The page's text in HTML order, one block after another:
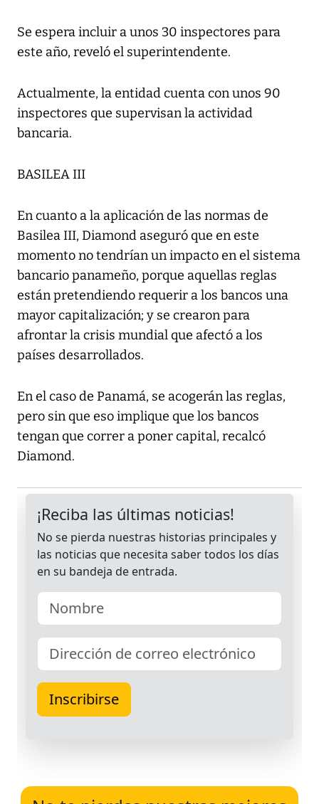
Se espera incluir a unos 30 inspectores para
este año, reveló el superintendente.
Actualmente, la entidad cuenta con unos 90
inspectores que supervisan la actividad
bancaria.
BASILEA III
En cuanto a la aplicación de las normas de
Basilea III, Diamond aseguró que en este
momento no tendrían un impacto en el sistema
bancario panameño, porque aquellas reglas
están pretendiendo requerir a los bancos una
mayor capitalización; y se crearon para
afrontar la crisis mundial que afectó a los
países desarrollados.
En el caso de Panamá, se acogerán las reglas,
pero sin que eso implique que los bancos
tengan que correr a poner capital, recalcó
Diamond.